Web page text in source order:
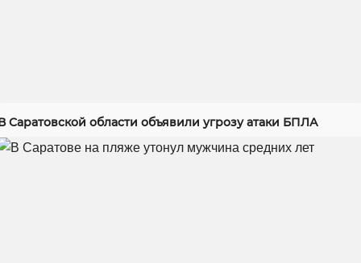
Саратовской области объявили угрозу атаки БПЛА